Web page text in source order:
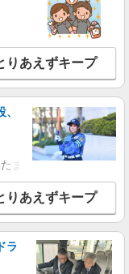
力による 【試用
ンユーカリが丘店 千
6丁目 12‐3イオンタウ
細を見る
帯販売スタッフ
円 固定残業代:
間相当） ＊＿ 試用期
※経験・能力による
〜 260200 円
ンユーカリが丘店 千
丁目12‐3 イオンタウ
詳細を見る
りあえずキープ
ま市岩槻区・久喜市・
りあえずキープ
ラ